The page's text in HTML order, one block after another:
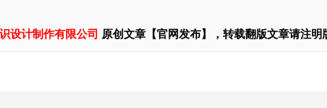
设计制作有限公司 原创文章【官网发布】，转载翻版文章请注明